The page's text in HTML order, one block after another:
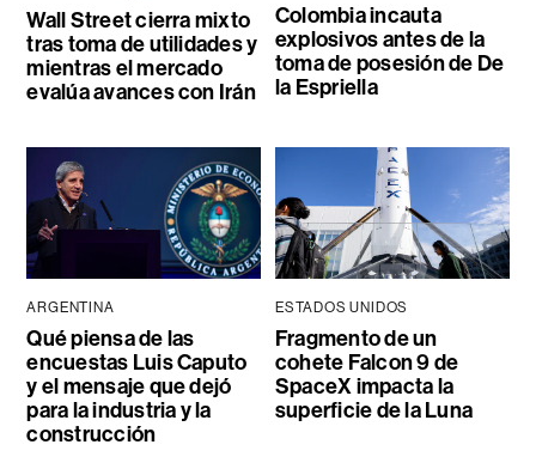
Wall Street cierra mixto
tras toma de utilidades y
mientras el mercado
evalúa avances con Irán
Colombia incauta
explosivos antes de la
toma de posesión de De
la Espriella
ARGENTINA
Qué piensa de las
encuestas Luis Caputo
y el mensaje que dejó
para la industria y la
construcción
ESTADOS UNIDOS
Fragmento de un
cohete Falcon 9 de
SpaceX impacta la
superficie de la Luna